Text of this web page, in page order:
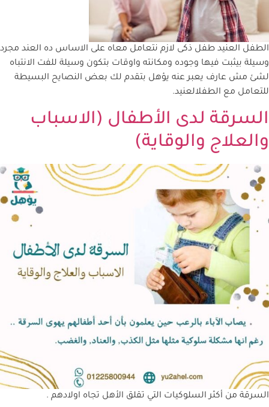
الطفل العنيد طفل ذكى لازم نتعامل معاه على الاساس ده العند مجرد
وسيلة بيثبت فيها وجوده ومكانته واوقات بتكون وسيلة للفت الانتباه
لشئ مش عارف يعبر عنه يؤهل بتقدم لك بعض النصايح البسيطة
للتعامل مع الطفلالعنيد.
السرقة لدى الأطفال (الاسباب
والعلاج والوقاية)
السرقة من أكثر السلوكيات التي تقلق الأهل تجاه اولادهم .